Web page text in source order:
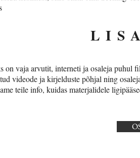
on vaja arvutit, interneti ja osaleja puhul
videode ja kirjelduste põhjal ning
teile info, kuidas materjalidele